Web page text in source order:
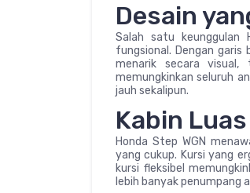
Desain
Salah satu keunggulan
fungsional. Dengan
menarik secara visual,
memungkinkan seluruh
jauh sekalipun.
Kabin
Honda Step WGN
yang cukup. Kursi yang
kursi fleksibel
lebih banyak penumpang